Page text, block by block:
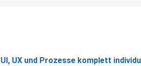
UI, UX und Prozesse komplett